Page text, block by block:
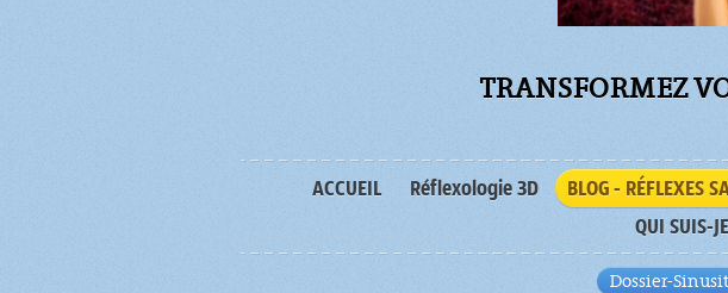
TRANSFORMEZ
ACCUEIL Réflexologie 3D BLOG - RÉFLEXES
QUI SUIS-
Dossier-